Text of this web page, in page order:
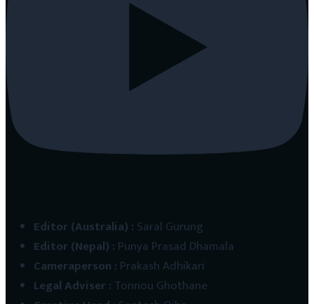
Editor (Australia) : Saral Gurung
Editor (Nepal) : Punya Prasad Dhamala
Cameraperson : Prakash Adhikari
Legal Adviser: Tonnou Ghothane